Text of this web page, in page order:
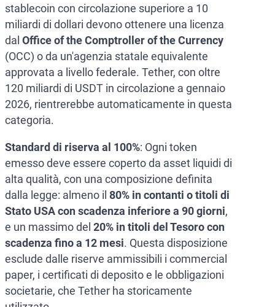
stablecoin con circolazione superiore a 10
miliardi di dollari devono ottenere una licenza
dal Office of the Comptroller of the Currency
(OCC) o da un'agenzia statale equivalente
approvata a livello federale. Tether, con oltre
120 miliardi di USDT in circolazione a gennaio
2026, rientrerebbe automaticamente in questa
categoria.
Standard di riserva al 100%: Ogni token
emesso deve essere coperto da asset liquidi di
alta qualità, con una composizione definita
dalla legge: almeno il 80% in contanti o titoli di
Stato USA con scadenza inferiore a 90 giorni,
e un massimo del 20% in titoli del Tesoro con
scadenza fino a 12 mesi. Questa disposizione
esclude dalle riserve ammissibili i commercial
paper, i certificati di deposito e le obbligazioni
societarie, che Tether ha storicamente